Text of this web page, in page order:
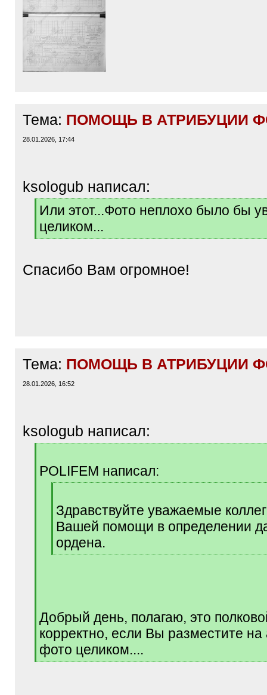
Тема: ПОМОЩЬ В АТРИБУЦИИ
28.01.2026, 17:44
ksologub написал:
[
q
]
Или этот...Фото неплохо было бы
целиком...
[
Спасибо Вам огромное!
Тема: ПОМОЩЬ В АТРИБУЦИИ
28.01.2026, 16:52
ksologub написал:
POLIFEM написал:
]Здравствуйте уважаемые
Вашей помощи в определении
ордена.
[
Добрый день, полагаю, это
корректно, если Вы разместите
фото целиком....
[